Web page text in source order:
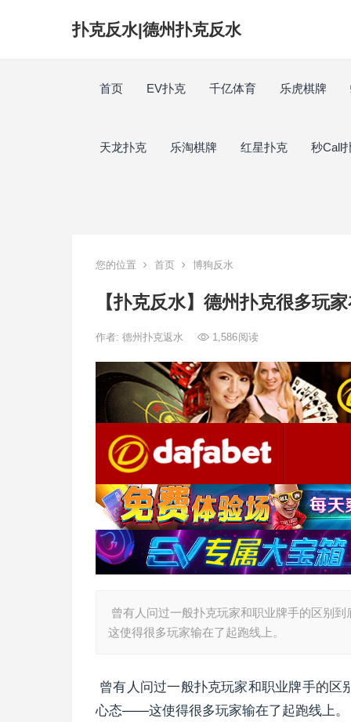
扑克反水|德州扑克反水
首页 EV扑克 千亿体育 乐虎棋牌
天龙扑克 乐淘棋牌 红星扑克 秒Call
您的位置 首页 博狗反水
【扑克反水】德州扑克很多玩
作者: 德州扑克返水 1,586阅读
曾有人问过一般扑克玩家和职业牌手的区别
这使得很多玩家输在了起跑线上。
曾有人问过一般扑克玩家和职业牌手的
心态——这使得很多玩家输在了起跑线上。